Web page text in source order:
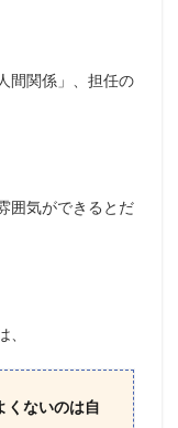
間関係」、担任の
囲気ができるとだ
くないのは自